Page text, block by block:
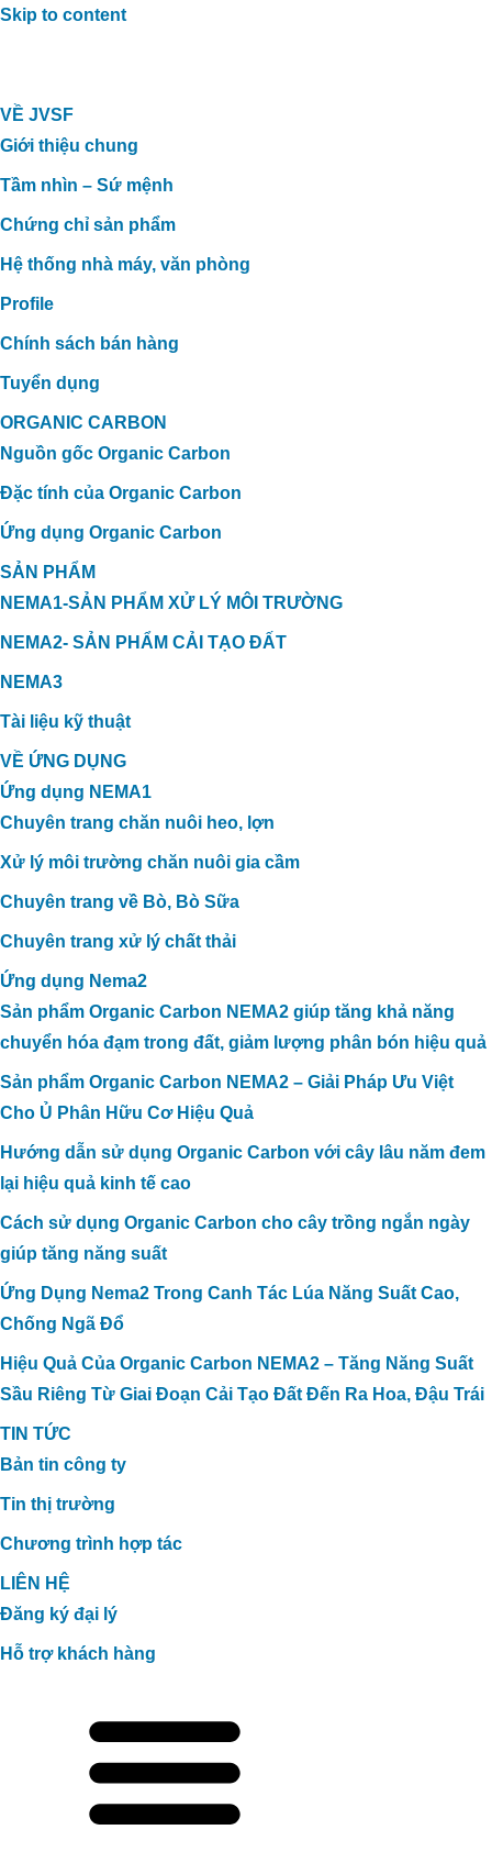
Skip to content
VỀ JVSF
Giới thiệu chung
Tầm nhìn – Sứ mệnh
Chứng chỉ sản phẩm
Hệ thống nhà máy, văn phòng
Profile
Chính sách bán hàng
Tuyển dụng
ORGANIC CARBON
Nguồn gốc Organic Carbon
Đặc tính của Organic Carbon
Ứng dụng Organic Carbon
SẢN PHẨM
NEMA1-SẢN PHẨM XỬ LÝ MÔI TRƯỜNG
NEMA2- SẢN PHẨM CẢI TẠO ĐẤT
NEMA3
Tài liệu kỹ thuật
VỀ ỨNG DỤNG
Ứng dụng NEMA1
Chuyên trang chăn nuôi heo, lợn
Xử lý môi trường chăn nuôi gia cầm
Chuyên trang về Bò, Bò Sữa
Chuyên trang xử lý chất thải
Ứng dụng Nema2
Sản phẩm Organic Carbon NEMA2 giúp tăng khả năng
chuyển hóa đạm trong đất, giảm lượng phân bón hiệu quả
Sản phẩm Organic Carbon NEMA2 – Giải Pháp Ưu Việt
Cho Ủ Phân Hữu Cơ Hiệu Quả
Hướng dẫn sử dụng Organic Carbon với cây lâu năm đem
lại hiệu quả kinh tế cao
Cách sử dụng Organic Carbon cho cây trồng ngắn ngày
giúp tăng năng suất
Ứng Dụng Nema2 Trong Canh Tác Lúa Năng Suất Cao,
Chống Ngã Đổ
Hiệu Quả Của Organic Carbon NEMA2 – Tăng Năng Suất
Sầu Riêng Từ Giai Đoạn Cải Tạo Đất Đến Ra Hoa, Đậu Trái
TIN TỨC
Bản tin công ty
Tin thị trường
Chương trình hợp tác
LIÊN HỆ
Đăng ký đại lý
Hỗ trợ khách hàng